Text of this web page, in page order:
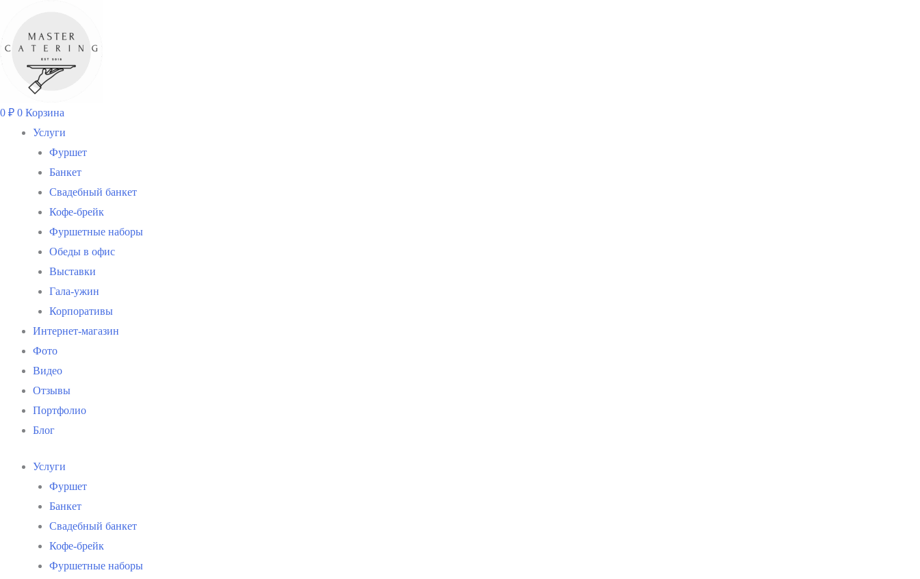
содержимому
0 ₽ 0 Корзина
Услуги
Фуршет
Банкет
Свадебный банкет
Кофе-брейк
Фуршетные наборы
Обеды в офис
Выставки
Гала-ужин
Корпоративы
Интернет-магазин
Фото
Видео
Отзывы
Портфолио
Блог
Услуги
Фуршет
Банкет
Свадебный банкет
Кофе-брейк
Фуршетные наборы